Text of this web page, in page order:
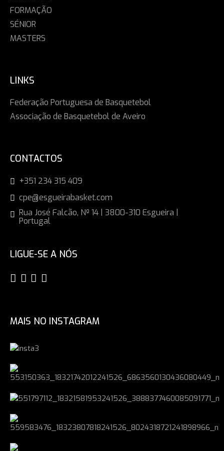
FORMAÇÃO
SÉNIOR
MASTERS
LINKS
Federação Portuguesa de Basquetebol
Associação de Basquetebol de Aveiro
CONTACTOS
+351 234 315 409
cpe@esgueirabasket.com
Rua José Falcão, Nº 14 | 3800-310 Esgueira |
Portugal
LIGUE-SE A NÓS
MAIS NO INSTAGRAM